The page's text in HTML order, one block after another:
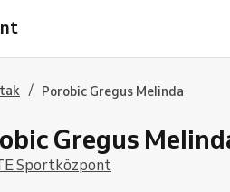
/ Porobic Gregus Melinda
Gregus
Sportközpont